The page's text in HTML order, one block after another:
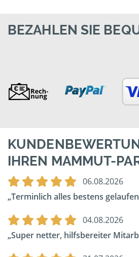
BEZAHLEN SIE
IHREN MAMMUT-
06.08.2026
Terminlich alles bestens
04.08.2026
Super netter, hilfsbereiter